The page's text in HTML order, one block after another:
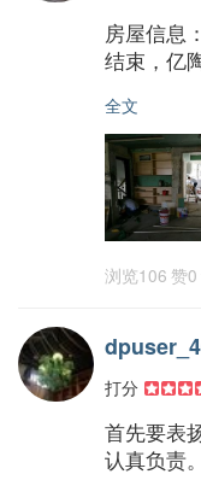
房屋信息
结束，亿
全文
浏览106 赞0
打分
首先要表
认真负责